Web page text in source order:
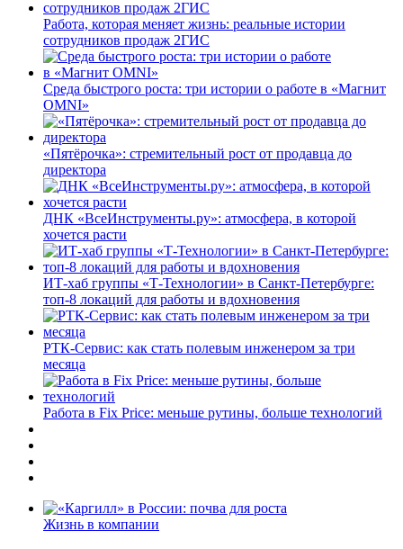
Работа, которая меняет жизнь: реальные истории
сотрудников продаж 2ГИС
Среда быстрого роста: три истории о работе в «Магнит
OMNI»
«Пятёрочка»: стремительный рост от продавца до
директора
ДНК «ВсеИнструменты.ру»: атмосфера, в которой
хочется расти
ИТ-хаб группы «Т-Технологии» в Санкт-Петербурге:
топ-8 локаций для работы и вдохновения
РТК-Сервис: как стать полевым инженером за три
месяца
Работа в Fix Price: меньше рутины, больше технологий
Жизнь в компании